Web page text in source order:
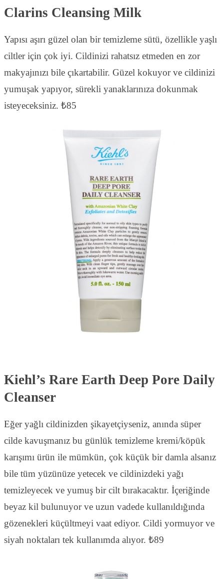
Clarins Cleansing Milk
Yapısı aşırı güzel olan bir temizleme sütü, özellikle yaşlı
ciltler için çok iyi. Cildinizi rahatsız etmeden en zor
makyajınızı bile çıkartabilir. Güzel kokuyor ve cildinizi
yumuşak yapıyor, sürekli yanaklarınıza dokunmak
isteyeceksiniz. ₺85
Kiehl’s Rare Earth Deep Pore Daily
Cleanser
Eğer yağlı cildinizden şikayetçiyseniz, anında süper
cilde kavuşmanız bu günlük temizleme kremi/köpük
karışımı ürün ile mümkün, çok küçük bir damla alsanız
bile tüm yüzünüze yetecek ve cildinizdeki yağı
temizleyecek ve yumuş bir cilt bırakacaktır. İçeriğinde
beyaz kil bulunuyor ve uzun vadede kullanıldığında
gözenekleri küçültmeyi vaat ediyor. Cildi yormuyor ve
siyah noktaları tek kullanımda alıyor. ₺89